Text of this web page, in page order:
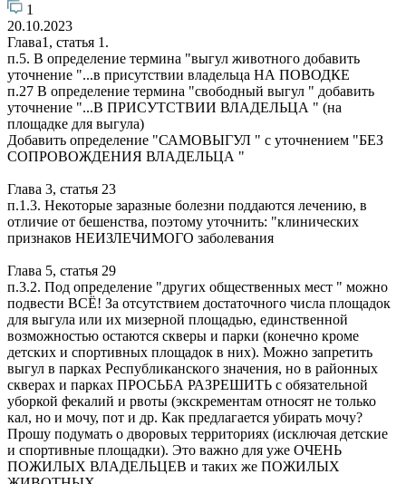
1
20.10.2023
Глава1, статья 1.
п.5. В определение термина "выгул животного добавить
уточнение "...в присутствии владельца НА ПОВОДКЕ
п.27 В определение термина "свободный выгул " добавить
уточнение "...В ПРИСУТСТВИИ ВЛАДЕЛЬЦА " (на
площадке для выгула)
Добавить определение "САМОВЫГУЛ " с уточнением "БЕЗ
СОПРОВОЖДЕНИЯ ВЛАДЕЛЬЦА "
Глава 3, статья 23
п.1.3. Некоторые заразные болезни поддаются лечению, в
отличие от бешенства, поэтому уточнить: "клинических
признаков НЕИЗЛЕЧИМОГО заболевания
Глава 5, статья 29
п.3.2. Под определение "других общественных мест " можно
подвести ВСЁ! За отсутствием достаточного числа площадок
для выгула или их мизерной площадью, единственной
возможностью остаются скверы и парки (конечно кроме
детских и спортивных площадок в них). Можно запретить
выгул в парках Республиканского значения, но в районных
скверах и парках ПРОСЬБА РАЗРЕШИТЬ с обязательной
уборкой фекалий и рвоты (экскрементам относят не только
кал, но и мочу, пот и др. Как предлагается убирать мочу?
Прошу подумать о дворовых территориях (исключая детские
и спортивные площадки). Это важно для уже ОЧЕНЬ
ПОЖИЛЫХ ВЛАДЕЛЬЦЕВ и таких же ПОЖИЛЫХ